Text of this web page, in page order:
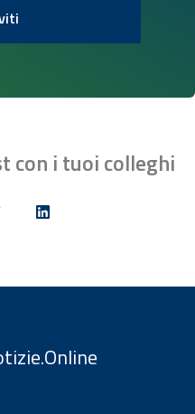
con i tuoi colleghi